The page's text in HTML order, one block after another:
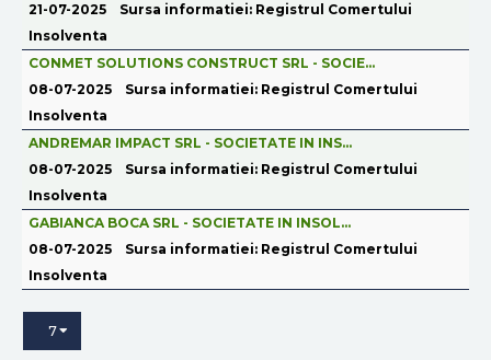
21-07-2025
Sursa informatiei: Registrul Comertului
Insolventa
08-07-2025
CONMET SOLUTIONS CONSTRUCT SRL - SOCIE...
Sursa informatiei: Registrul Comertului
Insolventa
08-07-2025
ANDREMAR IMPACT SRL - SOCIETATE IN INS...
Sursa informatiei: Registrul Comertului
Insolventa
08-07-2025
GABIANCA BOCA SRL - SOCIETATE IN INSOL...
Sursa informatiei: Registrul Comertului
Insolventa
7